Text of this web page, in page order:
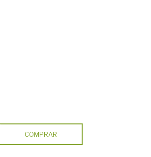
COMPRAR